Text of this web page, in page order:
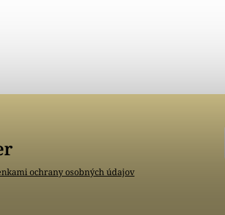
ochrany osobných údajov